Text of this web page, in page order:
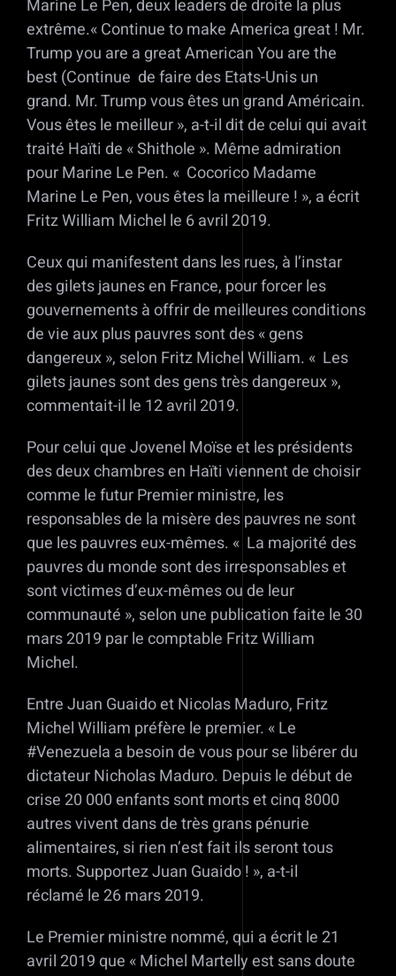
Marine Le Pen, deux leaders de droite la plus
extrême.« Continue to make America great ! Mr.
Trump you are a great American You are the
best (Continue de faire des Etats-Unis un
grand. Mr. Trump vous êtes un grand Américain.
Vous êtes le meilleur », a-t-il dit de celui qui avait
traité Haïti de « Shithole ». Même admiration
pour Marine Le Pen. « Cocorico Madame
Marine Le Pen, vous êtes la meilleure ! », a écrit
Fritz William Michel le 6 avril 2019.
Ceux qui manifestent dans les rues, à l’instar
des gilets jaunes en France, pour forcer les
gouvernements à offrir de meilleures conditions
de vie aux plus pauvres sont des « gens
dangereux », selon Fritz Michel William. « Les
gilets jaunes sont des gens très dangereux »,
commentait-il le 12 avril 2019.
Pour celui que Jovenel Moïse et les présidents
des deux chambres en Haïti viennent de choisir
comme le futur Premier ministre, les
responsables de la misère des pauvres ne sont
que les pauvres eux-mêmes. « La majorité des
pauvres du monde sont des irresponsables et
sont victimes d’eux-mêmes ou de leur
communauté », selon une publication faite le 30
mars 2019 par le comptable Fritz William
Michel.
Entre Juan Guaido et Nicolas Maduro, Fritz
Michel William préfère le premier. « Le
#Venezuela a besoin de vous pour se libérer du
dictateur Nicholas Maduro. Depuis le début de
crise 20 000 enfants sont morts et cinq 8000
autres vivent dans de très grans pénurie
alimentaires, si rien n’est fait ils seront tous
morts. Supportez Juan Guaido ! », a-t-il
réclamé le 26 mars 2019.
Le Premier ministre nommé, qui a écrit le 21
avril 2019 que « Michel Martelly est sans doute